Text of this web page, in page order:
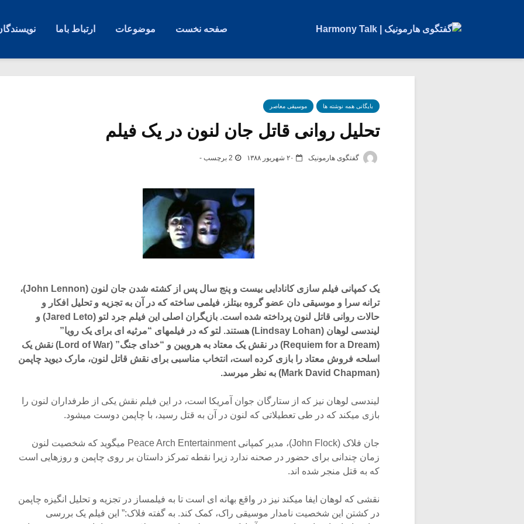
صفحه نخست موضوعات ارتباط باما
بایگانی همه نوشته ها موسیقی معاصر
تحلیل روانی قاتل جان لنون در یک فیلم
گفتگوی هارمونیک ۲۰ شهریور ۱۳۸۸ 2 برچسب -
یک کمپانی فیلم سازی کانادایی بیست و پنج سال پس از کشته شدن جان لنون (John Lennon)،
ترانه سرا و موسیقی دان عضو گروه بیتلز، فیلمی ساخته که در آن به تجزیه و تحلیل افکار و
حالات روانی قاتل لنون پرداخته شده است. بازیگران اصلی این فیلم جرد لتو (Jared Leto) و
لیندسی لوهان (Lindsay Lohan) هستند. لتو که در فیلمهای “مرثیه ای برای یک رویا”
(Requiem for a Dream) در نقش یک معتاد به هرویین و “خدای جنگ” (Lord of War) نقش یک
اسلحه فروش معتاد را بازی کرده است، انتخاب مناسبی برای نقش قاتل لنون، مارک دیوید چاپمن
(Mark David Chapman) به نظر میرسد.
لیندسی لوهان نیز که از ستارگان جوان آمریکا است، در این فیلم نقش یکی از طرفداران لنون را
بازی میکند که در طی تعطیلاتی که لنون در آن به قتل رسید، با چاپمن دوست میشود.
جان فلاک (John Flock)، مدیر کمپانی Peace Arch Entertainment میگوید که شخصیت لنون
زمان چندانی برای حضور در صحنه ندارد زیرا نقطه تمرکز داستان بر روی چاپمن و روزهایی است
که به قتل منجر شده اند.
نقشی که لوهان ایفا میکند نیز در واقع بهانه ای است تا به فیلمساز در تجزیه و تحلیل انگیزه چاپمن
در کشتن این شخصیت نامدار موسیقی راک، کمک کند. به گفته فلاک:” این فیلم یک بررسی